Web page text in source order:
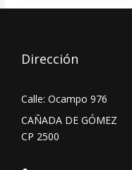
Dirección
Calle: Ocampo 976
CAÑADA DE GÓMEZ
CP 2500